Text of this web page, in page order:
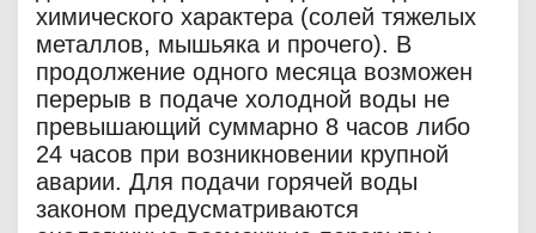
химического характера (солей тяжелых
металлов, мышьяка и прочего). В
продолжение одного месяца возможен
перерыв в подаче холодной воды не
превышающий суммарно 8 часов либо
24 часов при возникновении крупной
аварии. Для подачи горячей воды
законом предусматриваются